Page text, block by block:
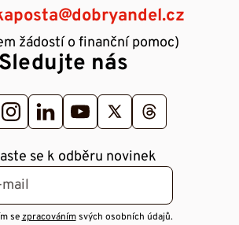
žádostí o finanční pomoc)
Sledujte nás
se k odběru novinek
sezpracovánímsvých osobních údajů.